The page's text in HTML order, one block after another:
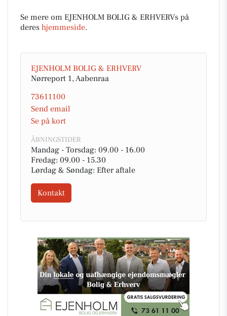
Se mere om EJENHOLM BOLIG & ERHVERVs på
deres hjemmeside.
EJENHOLM BOLIG & ERHVERV
Nørreport 1, Aabenraa
73611100
Send email
Se på kort
ÅBNINGSTIDER
Mandag - Torsdag: 09.00 - 16.00
Fredag: 09.00 - 15.30
Lørdag & Søndag: Efter aftale
Kontakt